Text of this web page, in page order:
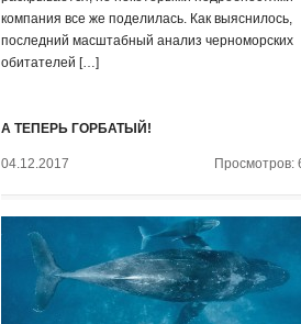
компания все же поделилась. Как выяснилось,
последний масштабный анализ черноморских
обитателей […]
А ТЕПЕРЬ ГОРБАТЫЙ!
04.12.2017 Просмотров: